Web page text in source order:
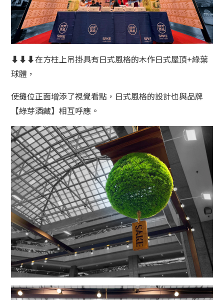
⬇⬇⬇在方柱上吊掛具有日式風格的木作日式屋頂+綠葉
球體，
使攤位正面增添了視覺看點，日式風格的設計也與品牌
【綠芽酒藏】相互呼應。